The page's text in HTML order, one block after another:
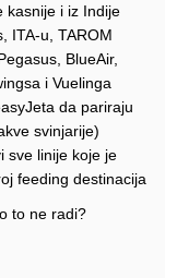
kasnije i iz Indije
ITA-u, TAROM
BlueAir,
i Vuelinga
da pariraju
svinjarije)
sve linije koje je
feeding destinacija
to ne radi?